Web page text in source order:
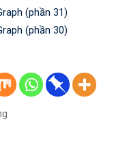
(phần 31)
(phần 30)